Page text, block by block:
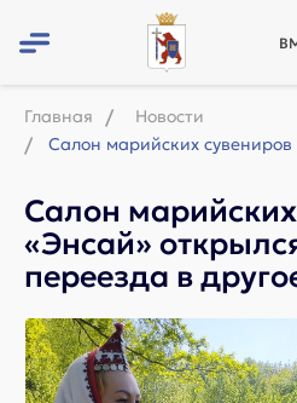
Главная
Новости
Салон
«Энсай»
переезда в